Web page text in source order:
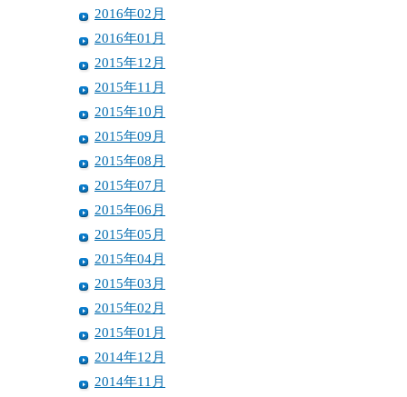
2016年02月
2016年01月
2015年12月
2015年11月
2015年10月
2015年09月
2015年08月
2015年07月
2015年06月
2015年05月
2015年04月
2015年03月
2015年02月
2015年01月
2014年12月
2014年11月